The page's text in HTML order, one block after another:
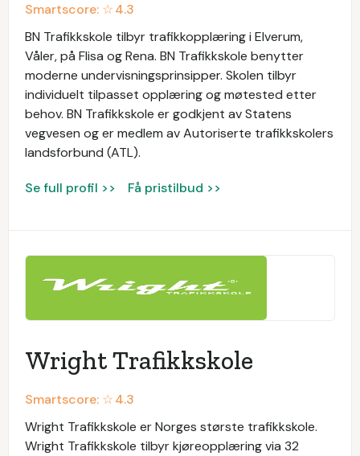
Smartscore: ☆4.3
BN Trafikkskole tilbyr trafikkopplæring i Elverum,
Våler, på Flisa og Rena. BN Trafikkskole benytter
moderne undervisningsprinsipper. Skolen tilbyr
individuelt tilpasset opplæring og møtested etter
behov. BN Trafikkskole er godkjent av Statens
vegvesen og er medlem av Autoriserte trafikkskolers
landsforbund (ATL).
Se full profil >> Få pristilbud >>
Wright Trafikkskole
Smartscore: ☆4.3
Wright Trafikkskole er Norges største trafikkskole.
Wright Trafikkskole tilbyr kjøreopplæring via 32